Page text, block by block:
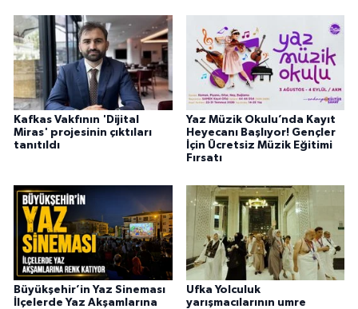
Kafkas Vakfının 'Dijital
Miras' projesinin çıktıları
tanıtıldı
Yaz Müzik Okulu’nda Kayıt
Heyecanı Başlıyor! Gençler
İçin Ücretsiz Müzik Eğitimi
Fırsatı
Büyükşehir’in Yaz Sineması
İlçelerde Yaz Akşamlarına
Ufka Yolculuk
yarışmacılarının umre